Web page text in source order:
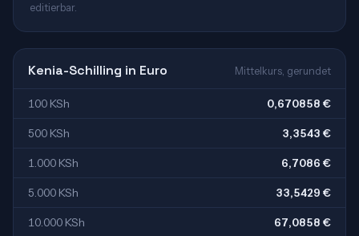
editierbar.
Kenia-Schilling in Euro Mittelkurs, gerundet
100 KSh 0,670858 €
500 KSh 3,3543 €
1.000 KSh 6,7086 €
5.000 KSh 33,5429 €
10.000 KSh 67,0858 €